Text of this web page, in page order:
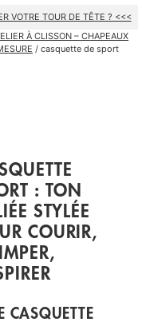
VOTRE TOUR DE TÊTE ? <<<
À CLISSON – CHAPEAUX
/ casquette de sport
: TON
STYLÉE
COURIR,
CASQUETTE